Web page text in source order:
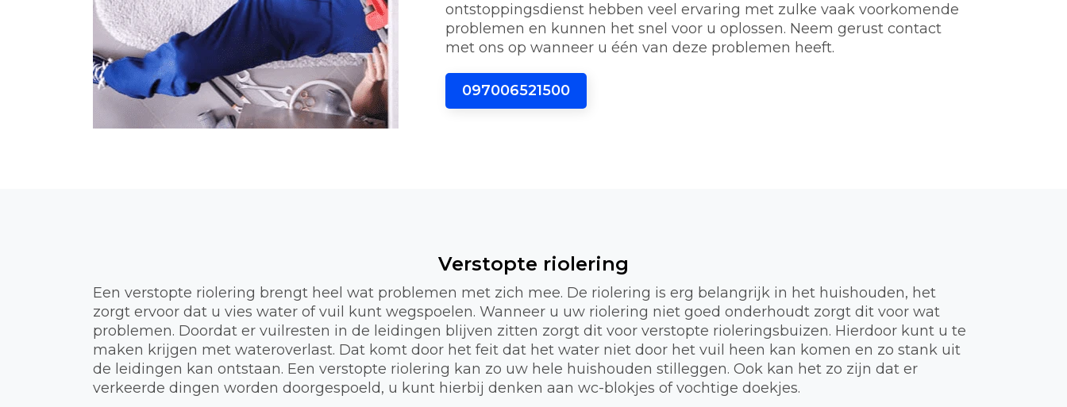
ontstoppingsdienst hebben veel ervaring met zulke vaak voorkomende
problemen en kunnen het snel voor u oplossen. Neem gerust contact
met ons op wanneer u één van deze problemen heeft.
097006521500
Verstopte riolering
Een verstopte riolering brengt heel wat problemen met zich mee. De riolering is erg belangrijk in het huishouden, het
zorgt ervoor dat u vies water of vuil kunt wegspoelen. Wanneer u uw riolering niet goed onderhoudt zorgt dit voor wat
problemen. Doordat er vuilresten in de leidingen blijven zitten zorgt dit voor verstopte rioleringsbuizen. Hierdoor kunt u te
maken krijgen met wateroverlast. Dat komt door het feit dat het water niet door het vuil heen kan komen en zo stank uit
de leidingen kan ontstaan. Een verstopte riolering kan zo uw hele huishouden stilleggen. Ook kan het zo zijn dat er
verkeerde dingen worden doorgespoeld, u kunt hierbij denken aan wc-blokjes of vochtige doekjes.